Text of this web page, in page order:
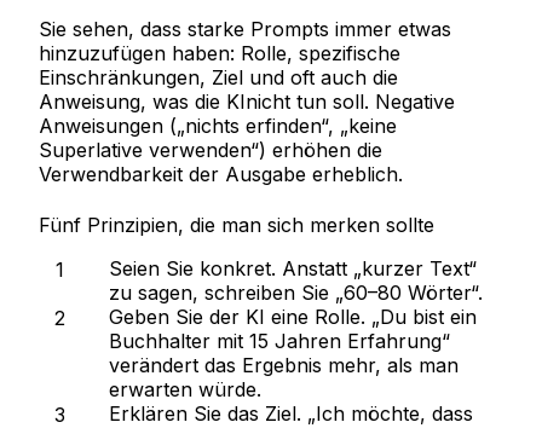
Sie sehen, dass starke Prompts immer etwas
hinzuzufügen haben: Rolle, spezifische
Einschränkungen, Ziel und oft auch die
Anweisung, was die KInicht tun soll. Negative
Anweisungen („nichts erfinden“, „keine
Superlative verwenden“) erhöhen die
Verwendbarkeit der Ausgabe erheblich.
Fünf Prinzipien, die man sich merken sollte
Seien Sie konkret. Anstatt „kurzer Text“
zu sagen, schreiben Sie „60–80 Wörter“.
Geben Sie der KI eine Rolle. „Du bist ein
Buchhalter mit 15 Jahren Erfahrung“
verändert das Ergebnis mehr, als man
erwarten würde.
Erklären Sie das Ziel. „Ich möchte, dass